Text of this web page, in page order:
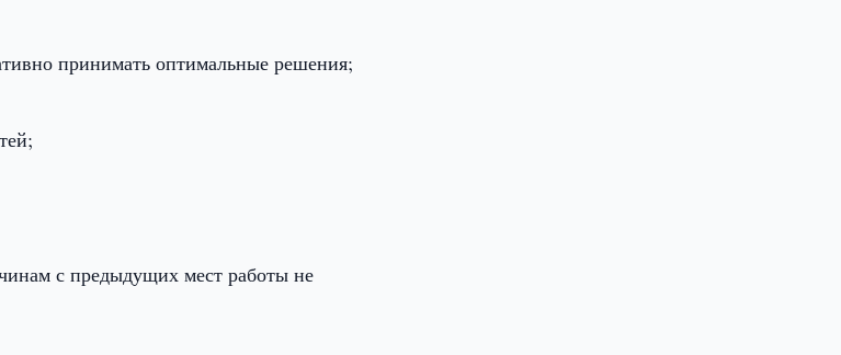
принимать оптимальные решения;
с предыдущих мест работы не